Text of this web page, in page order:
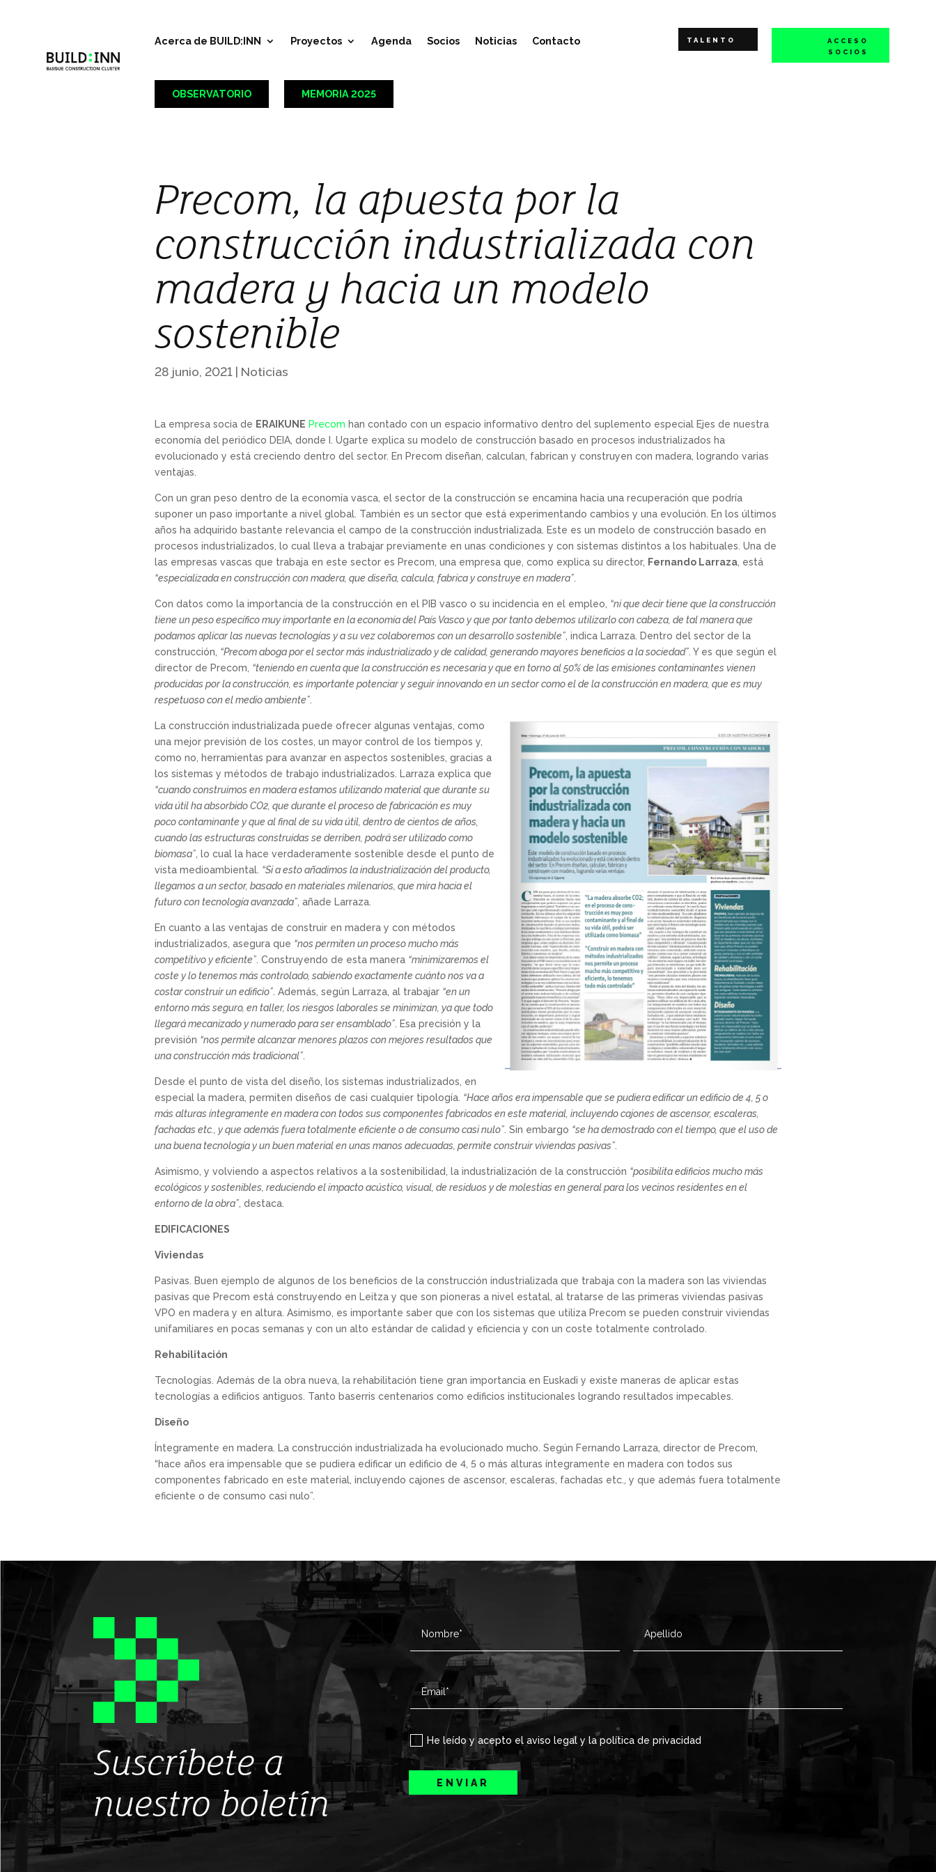
Acerca de BUILD:INN Proyectos Agenda Socios Noticias Contacto
OBSERVATORIO MEMORIA 2025
TALENTO
ACCESO
SOCIOS
Precom, la apuesta por la
construcción industrializada con
madera y hacia un modelo
sostenible
28 junio, 2021 | Noticias
La empresa socia de ERAIKUNE Precom han contado con un espacio informativo dentro del suplemento especial Ejes de nuestra
economía del periódico DEIA, donde I. Ugarte explica su modelo de construcción basado en procesos industrializados ha
evolucionado y está creciendo dentro del sector. En Precom diseñan, calculan, fabrican y construyen con madera, logrando varias
ventajas.
Con un gran peso dentro de la economía vasca, el sector de la construcción se encamina hacia una recuperación que podría
suponer un paso importante a nivel global. También es un sector que está experimentando cambios y una evolución. En los últimos
años ha adquirido bastante relevancia el campo de la construcción industrializada. Este es un modelo de construcción basado en
procesos industrializados, lo cual lleva a trabajar previamente en unas condiciones y con sistemas distintos a los habituales. Una de
las empresas vascas que trabaja en este sector es Precom, una empresa que, como explica su director, Fernando Larraza, está
“especializada en construcción con madera, que diseña, calcula, fabrica y construye en madera”.
Con datos como la importancia de la construcción en el PIB vasco o su incidencia en el empleo, “ni que decir tiene que la construcción
tiene un peso específico muy importante en la economía del País Vasco y que por tanto debemos utilizarlo con cabeza, de tal manera que
podamos aplicar las nuevas tecnologías y a su vez colaboremos con un desarrollo sostenible”, indica Larraza. Dentro del sector de la
construcción, “Precom aboga por el sector más industrializado y de calidad, generando mayores beneficios a la sociedad”. Y es que según el
director de Precom, “teniendo en cuenta que la construcción es necesaria y que en torno al 50% de las emisiones contaminantes vienen
producidas por la construcción, es importante potenciar y seguir innovando en un sector como el de la construcción en madera, que es muy
respetuoso con el medio ambiente”.
La construcción industrializada puede ofrecer algunas ventajas, como
una mejor previsión de los costes, un mayor control de los tiempos y,
como no, herramientas para avanzar en aspectos sostenibles, gracias a
los sistemas y métodos de trabajo industrializados. Larraza explica que
“cuando construimos en madera estamos utilizando material que durante su
vida útil ha absorbido CO2, que durante el proceso de fabricación es muy
poco contaminante y que al final de su vida útil, dentro de cientos de años,
cuando las estructuras construidas se derriben, podrá ser utilizado como
biomasa”, lo cual la hace verdaderamente sostenible desde el punto de
vista medioambiental. “Si a esto añadimos la industrialización del producto,
llegamos a un sector, basado en materiales milenarios, que mira hacia el
futuro con tecnología avanzada”, añade Larraza.
En cuanto a las ventajas de construir en madera y con métodos
industrializados, asegura que “nos permiten un proceso mucho más
competitivo y eficiente”. Construyendo de esta manera “minimizaremos el
coste y lo tenemos más controlado, sabiendo exactamente cuánto nos va a
costar construir un edificio”. Además, según Larraza, al trabajar “en un
entorno más seguro, en taller, los riesgos laborales se minimizan, ya que todo
llegará mecanizado y numerado para ser ensamblado”. Esa precisión y la
previsión “nos permite alcanzar menores plazos con mejores resultados que
una construcción más tradicional”.
Desde el punto de vista del diseño, los sistemas industrializados, en
especial la madera, permiten diseños de casi cualquier tipología. “Hace años era impensable que se pudiera edificar un edificio de 4, 5 o
más alturas íntegramente en madera con todos sus componentes fabricados en este material, incluyendo cajones de ascensor, escaleras,
fachadas etc., y que además fuera totalmente eficiente o de consumo casi nulo”. Sin embargo “se ha demostrado con el tiempo, que el uso de
una buena tecnología y un buen material en unas manos adecuadas, permite construir viviendas pasivas”.
Asimismo, y volviendo a aspectos relativos a la sostenibilidad, la industrialización de la construcción “posibilita edificios mucho más
ecológicos y sostenibles, reduciendo el impacto acústico, visual, de residuos y de molestias en general para los vecinos residentes en el
entorno de la obra”, destaca.
EDIFICACIONES
Viviendas
Pasivas. Buen ejemplo de algunos de los beneficios de la construcción industrializada que trabaja con la madera son las viviendas
pasivas que Precom está construyendo en Leitza y que son pioneras a nivel estatal, al tratarse de las primeras viviendas pasivas
VPO en madera y en altura. Asimismo, es importante saber que con los sistemas que utiliza Precom se pueden construir viviendas
unifamiliares en pocas semanas y con un alto estándar de calidad y eficiencia y con un coste totalmente controlado.
Rehabilitación
Tecnologías. Además de la obra nueva, la rehabilitación tiene gran importancia en Euskadi y existe maneras de aplicar estas
tecnologías a edificios antiguos. Tanto baserris centenarios como edificios institucionales logrando resultados impecables.
Diseño
Íntegramente en madera. La construcción industrializada ha evolucionado mucho. Según Fernando Larraza, director de Precom,
“hace años era impensable que se pudiera edificar un edificio de 4, 5 o más alturas íntegramente en madera con todos sus
componentes fabricado en este material, incluyendo cajones de ascensor, escaleras, fachadas etc., y que además fuera totalmente
eficiente o de consumo casi nulo”.
Suscríbete a
nuestro boletín
He leído y acepto el aviso legal y la política de privacidad
ENVIAR